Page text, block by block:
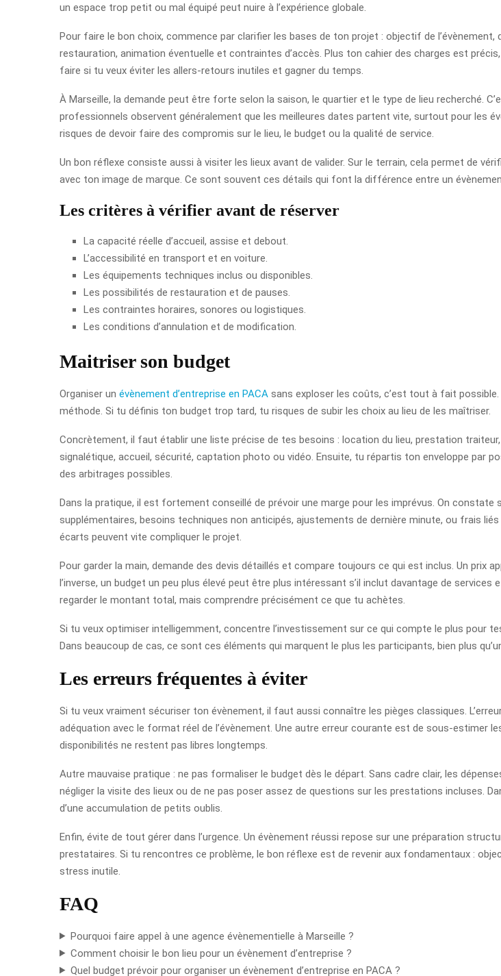
un espace trop petit ou mal équipé peut nuire à l’expérience globale.
Pour faire le bon choix, commence par clarifier les bases de ton projet : objectif de
restauration, animation éventuelle et contraintes d’accès. Plus ton cahier des charges est
faire si tu veux éviter les allers-retours inutiles et gagner du temps.
À Marseille, la demande peut être forte selon la saison, le quartier et le type de lieu recherché.
professionnels observent généralement que les meilleures dates partent vite, surtout pour les
risques de devoir faire des compromis sur le lieu, le budget ou la qualité de service.
Un bon réflexe consiste aussi à visiter les lieux avant de valider. Sur le terrain, cela permet de
avec ton image de marque. Ce sont souvent ces détails qui font la différence entre un
Les critères à vérifier avant de réserver
La capacité réelle d’accueil, assise et debout.
L’accessibilité en transport et en voiture.
Les équipements techniques inclus ou disponibles.
Les possibilités de restauration et de pauses.
Les contraintes horaires, sonores ou logistiques.
Les conditions d’annulation et de modification.
Maitriser son budget
Organiser un évènement d’entreprise en PACA sans exploser les coûts, c’est tout à fait possible.
méthode. Si tu définis ton budget trop tard, tu risques de subir les choix au lieu de les maîtriser.
Concrètement, il faut établir une liste précise de tes besoins : location du lieu, prestation
signalétique, accueil, sécurité, captation photo ou vidéo. Ensuite, tu répartis ton enveloppe par
des arbitrages possibles.
Dans la pratique, il est fortement conseillé de prévoir une marge pour les imprévus. On
supplémentaires, besoins techniques non anticipés, ajustements de dernière minute, ou frais
écarts peuvent vite compliquer le projet.
Pour garder la main, demande des devis détaillés et compare toujours ce qui est inclus. Un
l’inverse, un budget un peu plus élevé peut être plus intéressant s’il inclut davantage de
regarder le montant total, mais comprendre précisément ce que tu achètes.
Si tu veux optimiser intelligemment, concentre l’investissement sur ce qui compte le plus pour
Dans beaucoup de cas, ce sont ces éléments qui marquent le plus les participants, bien plus
Les erreurs fréquentes à éviter
Si tu veux vraiment sécuriser ton évènement, il faut aussi connaître les pièges classiques.
adéquation avec le format réel de l’évènement. Une autre erreur courante est de sous-estimer
disponibilités ne restent pas libres longtemps.
Autre mauvaise pratique : ne pas formaliser le budget dès le départ. Sans cadre clair, les
négliger la visite des lieux ou de ne pas poser assez de questions sur les prestations incluses.
d’une accumulation de petits oublis.
Enfin, évite de tout gérer dans l’urgence. Un évènement réussi repose sur une préparation
prestataires. Si tu rencontres ce problème, le bon réflexe est de revenir aux fondamentaux :
stress inutile.
FAQ
Pourquoi faire appel à une agence évènementielle à Marseille ?
Comment choisir le bon lieu pour un évènement d’entreprise ?
Quel budget prévoir pour organiser un évènement d’entreprise en PACA ?